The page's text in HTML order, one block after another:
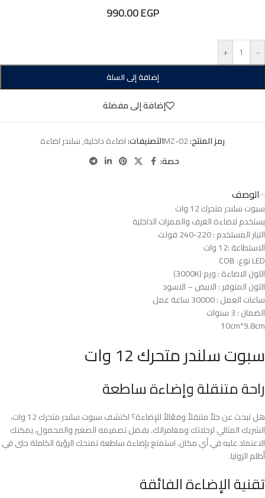
990.00EGP
-
+
إضافة إلى السلة
إضافة إلى مفضلة
رمز المنتج:MZ-02التصنيفات:اضاءة داخلية,سلندر اضاءة
حصة:
الوصف
سبوت سلندر متحرك 12 وات
يستخدم لاضاءة الغرف والممرات الداخلية
التيار المستخدم : 220-240 فولت
الاستطاعة :12 وات
LED نوع: COB
اللون الاضاءة : ورم (3000K)
اللون المتوفر : الابيض – الاسود
ساعات العمل : 30000 ساعة عمل
الضمان : 3 سنوات
10cm*9.8cm
سبوت سلندر متحرك 12 وات
راحة متنقلة وإضاءة ساطعة
هل تبحث عن حلاً متنقلاً وفعّالاً للإضاءة؟ اكتشف سبوت سلندر متحرك 12 وات،
الشريك المثالي لرحلاتك ومغامراتك. بفضل تصميمه الصغير والمحمول، يمكنك
الاعتماد عليه في أي مكان. استمتع بإضاءة ساطعة تمنحك الرؤية الكاملة حتى في
أظلم الزوايا.
تقنية الإضاءة الفائقة